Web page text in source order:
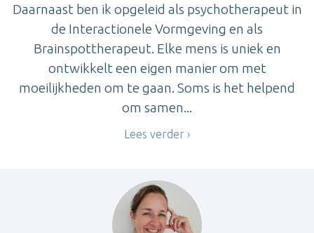
Daarnaast ben ik opgeleid als psychotherapeut in
de Interactionele Vormgeving en als
Brainspottherapeut. Elke mens is uniek en
ontwikkelt een eigen manier om met
moeilijkheden om te gaan. Soms is het helpend
om samen...
Lees verder